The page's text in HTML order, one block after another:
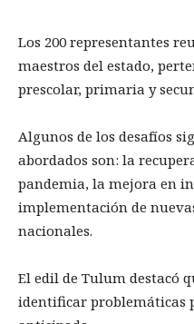
Los 200 representantes
maestros del estado,
prescolar, primaria y
Algunos de los desafíos
abordados son: la
pandemia, la mejora en
implementación de
nacionales.
El edil de Tulum destacó
identificar problemáticas